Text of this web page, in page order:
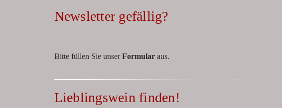
Newsletter gefällig?
Bitte füllen Sie unserFormularaus.
Lieblingswein finden!